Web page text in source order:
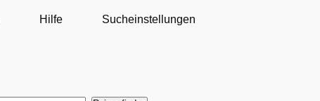
Hilfe Sucheinstellungen